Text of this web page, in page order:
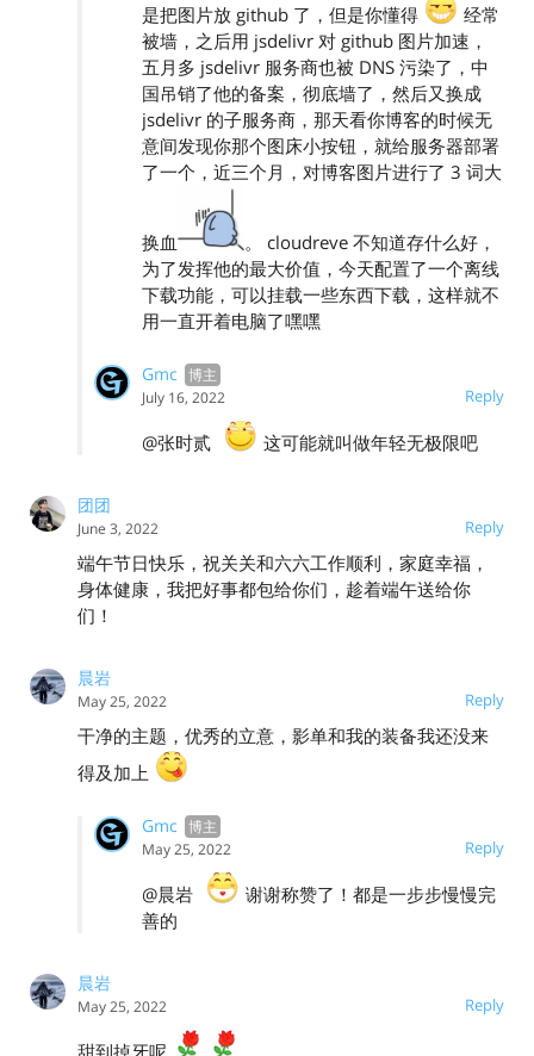
是把图片放 github 了，但是你懂得
经常
被墙，之后用 jsdelivr 对 github 图片加速，
五月多 jsdelivr 服务商也被 DNS 污染了，中
国吊销了他的备案，彻底墙了，然后又换成
jsdelivr 的子服务商，那天看你博客的时候无
意间发现你那个图床小按钮，就给服务器部署
了一个，近三个月，对博客图片进行了 3 词大
换血
。 cloudreve 不知道存什么好，
为了发挥他的最大价值，今天配置了一个离线
下载功能，可以挂载一些东西下载，这样就不
用一直开着电脑了嘿嘿
Gmc
Reply
July 16, 2022
@张时贰 这可能就叫做年轻无极限吧
团团
Reply
June 3, 2022
端午节日快乐，祝关关和六六工作顺利，家庭幸福，
身体健康，我把好事都包给你们，趁着端午送给你
们！
晨岩
Reply
May 25, 2022
干净的主题，优秀的立意，影单和我的装备我还没来
得及加上
Gmc
Reply
May 25, 2022
@晨岩
谢谢称赞了！都是一步步慢慢完
善的
晨岩
Reply
May 25, 2022
甜到掉牙呢